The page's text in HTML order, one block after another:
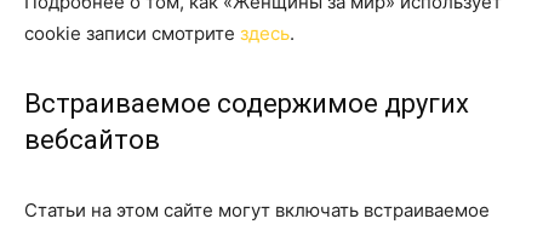
cookie записи смотрите здесь.
Встраиваемое содержимое других
вебсайтов
Статьи на этом сайте могут включать встраиваемое